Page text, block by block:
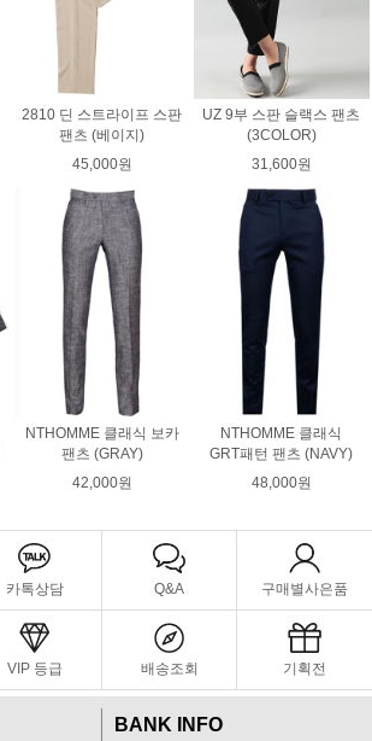
2810 딘 스트라이프 스판
팬츠 (베이지)
45,000원
UZ 9부 스판 슬랙스 팬츠
(3COLOR)
31,600원
NTHOMME 클래식 보카
팬츠 (GRAY)
42,000원
NTHOMME 클래식
GRT패턴 팬츠 (NAVY)
48,000원
카톡상담 Q&A 구매별사은품
VIP 등급 배송조회 기획전
BANK INFO